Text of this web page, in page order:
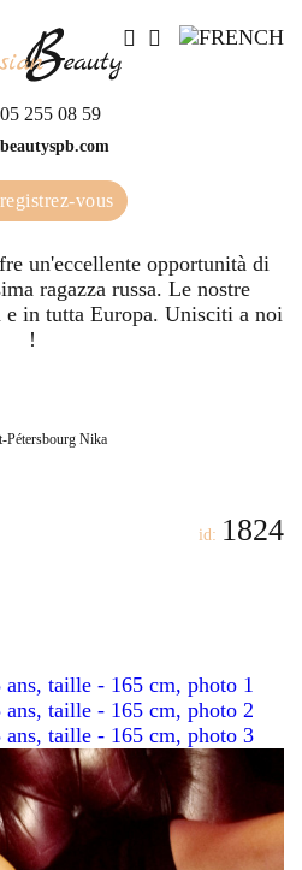
255 08 59
vous
un'eccellente opportunità di
ragazza russa. Le nostre
e in tutta Europa. Unisciti a noi
!
Pétersbourg Nika
id: 1824